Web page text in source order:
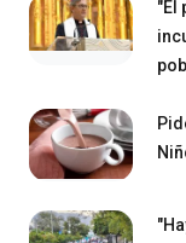
"El